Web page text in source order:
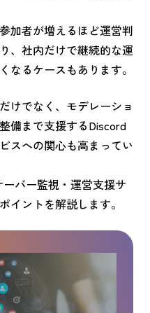
加者が増えるほど運営判
、社内だけで継続的な運
なるケースもあります。
けでなく、モデレーショ
備まで支援するDiscord
スへの関心も高まってい
バー監視・運営支援サ
イントを解説します。